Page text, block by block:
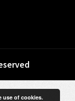
use of cookies.